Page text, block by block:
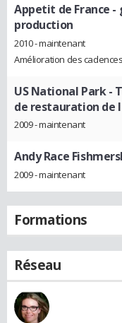
Appetit de France -
production
2010 - maintenant
Amélioration des
US National Park-
de restauration de
2009 - maintenant
Andy Race
2009 - maintenant
Formations
Réseau